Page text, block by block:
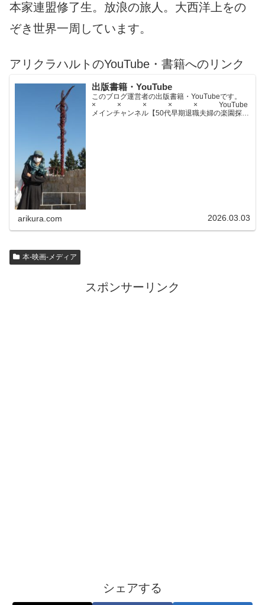
本家連盟修了生。放浪の旅人。大西洋上をの
ぞき世界一周しています。
アリクラハルトのYouTube・書籍へのリンク
出版書籍・YouTube
このブログ運営者の出版書籍・YouTubeです。
× × × × × YouTube
メインチャンネル【50代早期退職夫婦の楽園探求
arikura.com 2026.03.03
本-映画-メディア
スポンサーリンク
シェアする